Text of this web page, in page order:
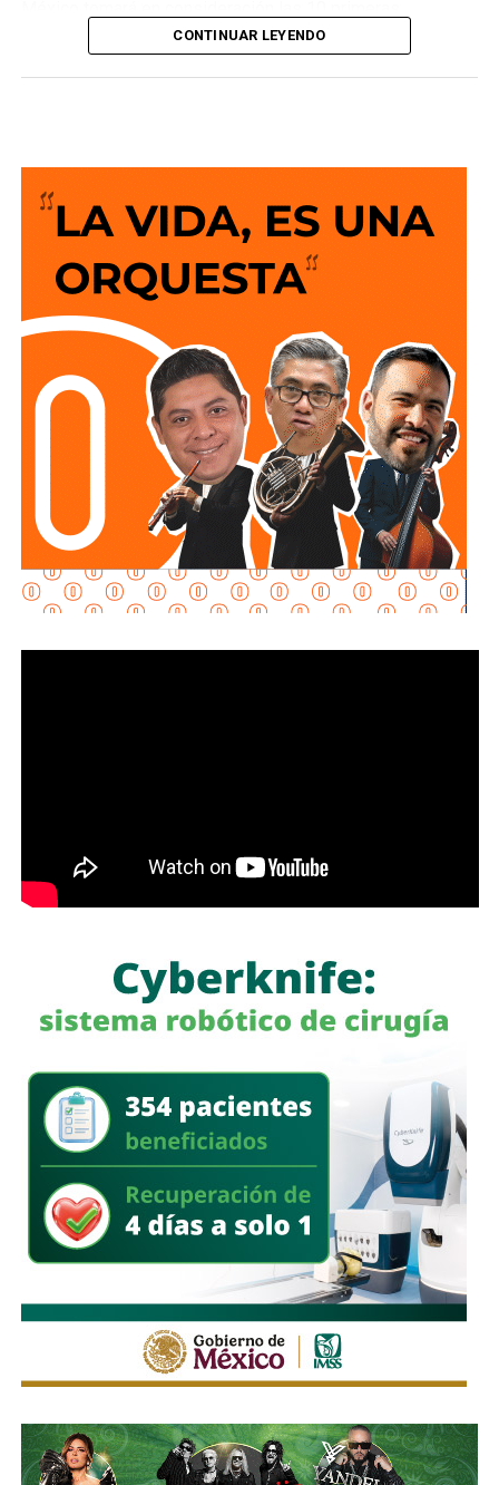
conclusiones preliminares del Comité de Científicos y
“¿Qué objetivo tiene esto? No depender tanto del exterior,
aún con toda la explotación que se hiciera de gas no
convencional, seguiríamos importando de Estados Unidos,
el objetivo es bajar la importación para que no
dependamos tanto del exterior. ¿Esto es algo que busca
México? No, lo buscan todos los países del mundo,
garantizar su soberanía energética”, puntualizó en la
conferencia matutina: “Las mañaneras del pueblo”.
La Jefa del Ejecutivo Federal pidió al Comité seguir
CONTINUAR LEYENDO